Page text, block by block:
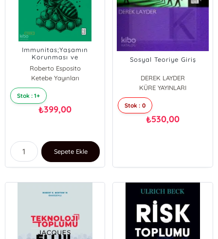
Immunitas;Yaşamın
Korunması ve
Olumsuzlanması
Roberto Esposito
Ketebe Yayınları
Stok : 1+
₺399,00
Sepete Ekle
Sosyal Teoriye Giriş
DEREK LAYDER
KÜRE YAYINLARI
Stok : 0
₺530,00